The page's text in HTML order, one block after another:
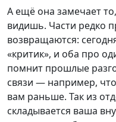
А ещё она замечает
видишь. Части редко
возвращаются:
«критик», и оба про
помнит прошлые
связи — например,
вам раньше. Так из
складывается ваша